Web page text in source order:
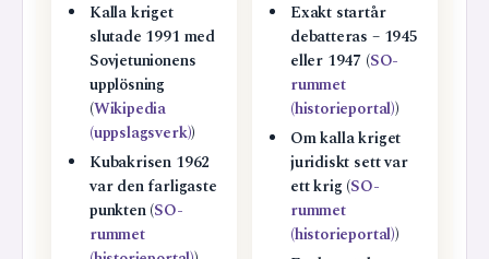
Kalla kriget
slutade 1991 med
Sovjetunionens
upplösning
(Wikipedia
(uppslagsverk))
Kubakrisen 1962
var den farligaste
punkten (SO-
rummet
Exakt startår
debatteras – 1945
eller 1947 (SO-
rummet
(historieportal))
Om kalla kriget
juridiskt sett var
ett krig (SO-
rummet
(historieportal))